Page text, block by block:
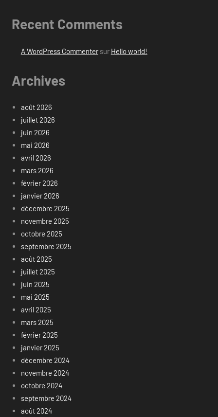
Recent Comments
A WordPress Commentersur Hello world!
Archives
août 2026
juillet 2026
juin 2026
mai 2026
avril 2026
mars 2026
février 2026
janvier 2026
décembre 2025
novembre 2025
octobre 2025
septembre 2025
août 2025
juillet 2025
juin 2025
mai 2025
avril 2025
mars 2025
février 2025
janvier 2025
décembre 2024
novembre 2024
octobre 2024
septembre 2024
août 2024